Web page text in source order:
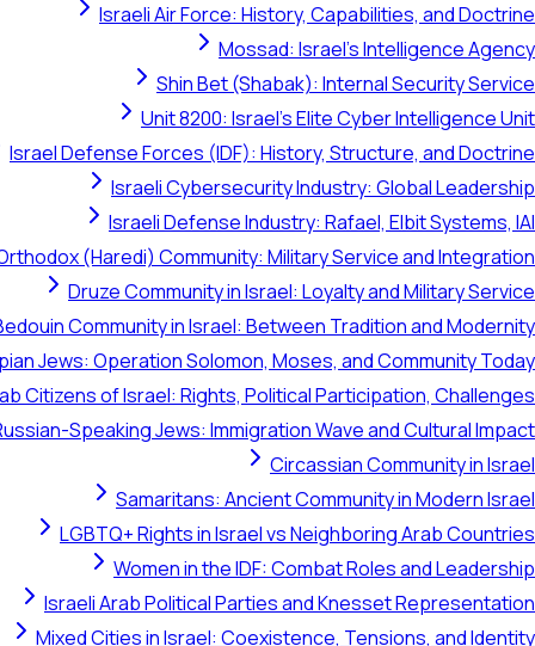
Israeli Air Force: History, Capabilities, and Doctrine
Mossad: Israel's Intelligence Agency
Shin Bet (Shabak): Internal Security Service
Unit 8200: Israel's Elite Cyber Intelligence Unit
Israel Defense Forces (IDF): History, Structure, and Doctrine
Israeli Cybersecurity Industry: Global Leadership
Israeli Defense Industry: Rafael, Elbit Systems, IAI
(Haredi) Community: Military Service and Integration
Druze Community in Israel: Loyalty and Military Service
Community in Israel: Between Tradition and Modernity
Jews: Operation Solomon, Moses, and Community Today
Citizens of Israel: Rights, Political Participation, Challenges
Speaking Jews: Immigration Wave and Cultural Impact
Circassian Community in Israel
Samaritans: Ancient Community in Modern Israel
LGBTQ+ Rights in Israel vs Neighboring Arab Countries
Women in the IDF: Combat Roles and Leadership
Israeli Arab Political Parties and Knesset Representation
Mixed Cities in Israel: Coexistence, Tensions, and Identity